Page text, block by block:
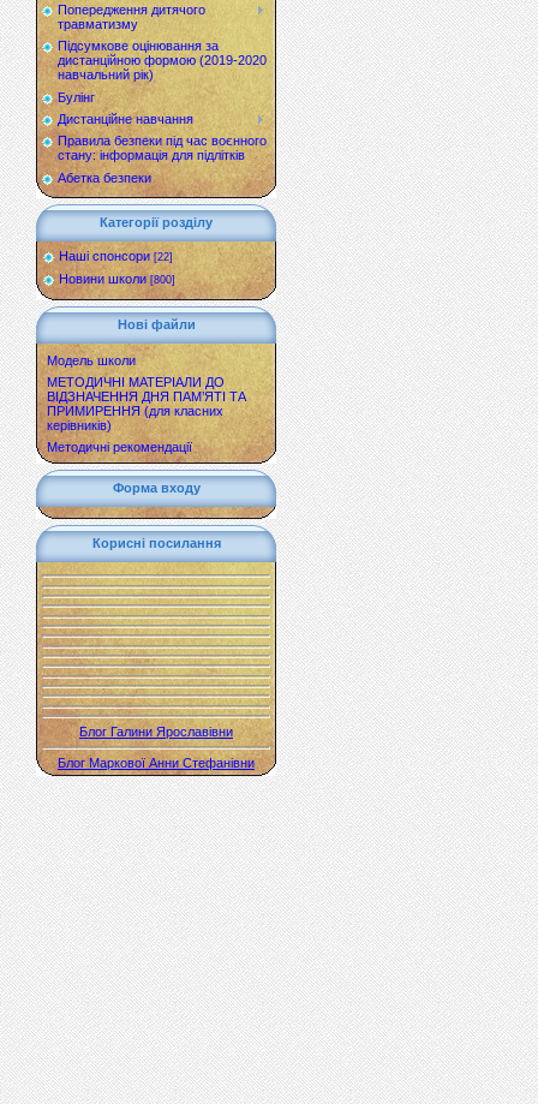
Попередження дитячого
травматизму
Підсумкове оцінювання за
дистанційною формою (2019-2020
навчальний рік)
Булінг
Дистанційне навчання
Правила безпеки під час воєнного
стану: інформація для підлітків
Абетка безпеки
Категорії розділу
Наші спонсори [22]
Новини школи [800]
Нові файли
Модель школи
МЕТОДИЧНІ МАТЕРІАЛИ ДО
ВІДЗНАЧЕННЯ ДНЯ ПАМ’ЯТІ ТА
ПРИМИРЕННЯ (для класних
керівників)
Методичні рекомендації
Форма входу
Корисні посилання
Блог Галини Ярославівни
Блог Маркової Анни Стефанівни